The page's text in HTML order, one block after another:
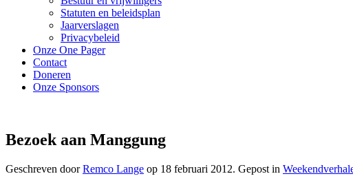
Statuten en beleidsplan
Jaarverslagen
Privacybeleid
Onze One Pager
Contact
Doneren
Onze Sponsors
Bezoek aan Manggung
Geschreven doorRemco Lange op 18 februari 2012. Gepost in